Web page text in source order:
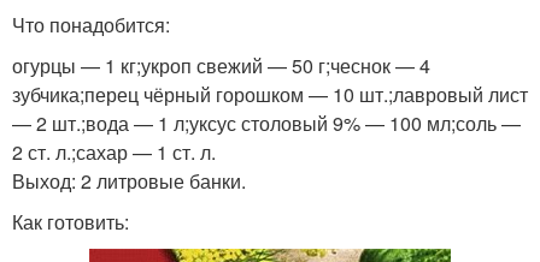
Что понадобится:
огурцы — 1 кг;укроп свежий — 50 г;чеснок — 4
зубчика;перец чёрный горошком — 10 шт.;лавровый лист
— 2 шт.;вода — 1 л;уксус столовый 9% — 100 мл;соль —
2 ст. л.;сахар — 1 ст. л.
Выход: 2 литровые банки.
Как готовить: